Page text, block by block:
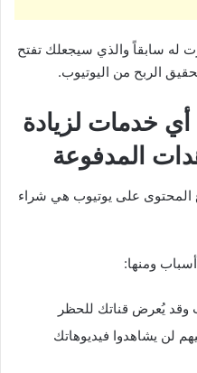
له سابقاً والذي سيجعلك تفتح
الربح من اليوتيوب.
أي خدمات لزيادة
المدفوعة
المحتوى على يوتيوب هي شراء
ومنها:
وقد يُعرض قناتك للحظر
لن يشاهدوا فيديوهاتك